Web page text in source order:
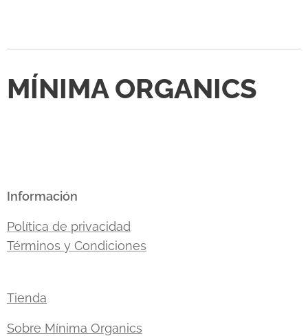
MÍNIMA ORGANICS
Información
Política de privacidad
Términos y Condiciones
Tienda
Sobre Mínima Organics